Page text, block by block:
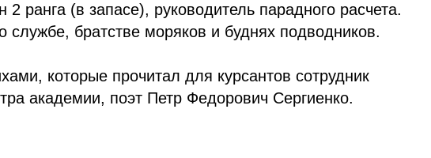
2 ранга (в запасе), руководитель парадного расчета.
службе, братстве моряков и буднях подводников.
которые прочитал для курсантов сотрудник
академии, поэт Петр Федорович Сергиенко.